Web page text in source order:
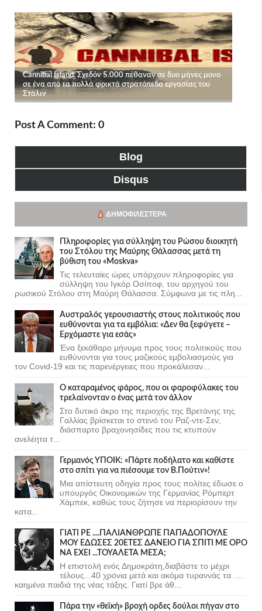
Post A Comment: 0
Blog
Disqus
ΔΗΜΟΦΙΛΈΣΤΕΡΑ
Πληροφορίες για σύλληψη του Ρώσου διοικητή
του Στόλου της Mαύρης Θάλασσας μετά τη
βύθιση του «Moskva»
Τις τελευταίες ώρες υπάρχουν πληροφορίες για
σύλληψη του Ιγκόρ Οσίποφ, του αρχηγού του
ρωσικού Στόλου στη Μαύρη Θάλασσα. Σύμφωνα με τις πλη...
Αυστραλός γερουσιαστής στους πολιτικούς που
ευθύνονται για τα εμβόλια: «Δεν θα ξεφύγετε –
Ερχόμαστε για εσάς»
Ένα ξεκάθαρο μήνυμα προς τους πολιτικούς που
ευθύνονται για τους μαζικούς εμβολιασμούς για
τον Covid-19 και τις παρενέργειες που προκάλεσαν...
Ο καταραμένος φάρος, που οι φαροφύλακες του
τρελαίνονταν ο ένας μετά τον άλλον
Στο δυτικό άκρο της περιοχής της Βρετάνης της
Γαλλίας βρίσκεται το στενό του Ραζ-ντε-Σεν,
διάσπαρτο βραχονησίδες που τις κτυπούν
ανελέητα τ...
Γερμανός ΥΠΟΙΚ: «Πάρτε ποδήλατο και καθίστε
στο σπίτι για να πιέσουμε τον Β.Πούτιν»!
Μια απίστευτη οδηγία προς τους πολίτες έδωσε ο
υπουργός Οικονομικών της Γερμανίας Ρόμπερτ
Χάμπεκ, καθώς τους ζήτησε να περιορίσουν την
κατα...
ΓΙΑΤΙ ΡΕ ....ΠΑΛΙΑΝΘΡΩΠΕ ΠΑΠΑΔΟΠΟΥΛΕ
ΜΟΥ ΕΔΩΣΕΣ 20ΕΤΕΣ ΔΑΝΕΙΟ ΓΙΑ ΣΠΙΤΙ ΜΕ ΟΡΟ
ΝΑ ΕΧΕΙ ...ΤΟΥΑΛΕΤΑ ΜΕΣΑ;
Η επιστολή ενός Δημοκράτη,διαβάστε το μέχρι
τέλους...40 χρόνια μετά και ακόμα τυραννάς τα ....
καημένα παιδιά της νέας τάξης. Γιατί βρε άθ...
Πάρα την «θεϊκή» βροχή ορδες δούλοι πήγαν στο